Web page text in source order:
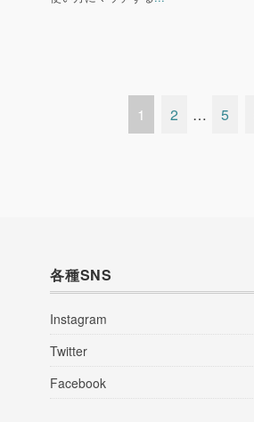
1 2 … 5
各種SNS
Instagram
Twitter
Facebook